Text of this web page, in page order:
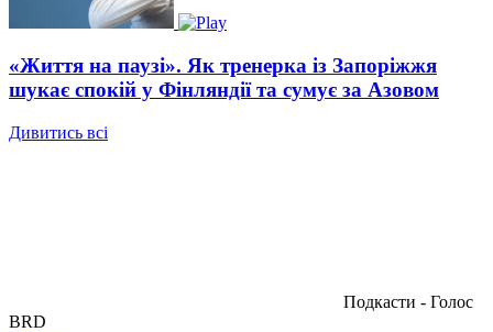
«Життя на паузі». Як тренерка із Запоріжжя
шукає спокій у Фінляндії та сумує за Азовом
Дивитись всі
Подкасти - Голос
BRD